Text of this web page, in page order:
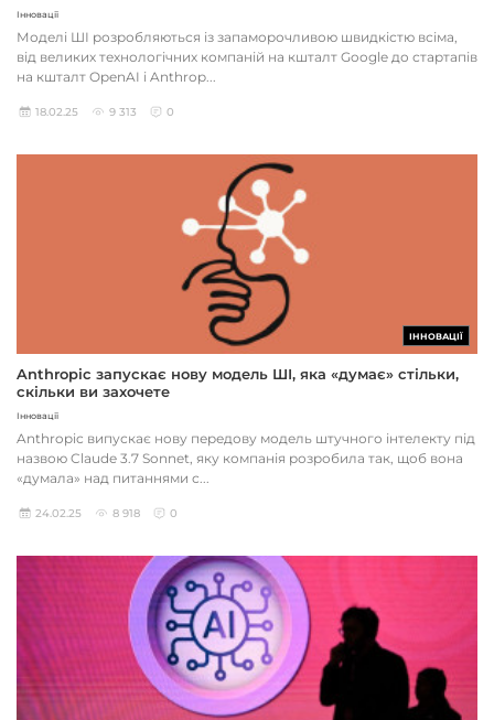
Інновації
Моделі ШІ розробляються із запаморочливою швидкістю всіма,
від великих технологічних компаній на кшталт Google до стартапів
на кшталт OpenAI і Anthrop...
18.02.25 9 313 0
ІННОВАЦІЇ
Anthropic запускає нову модель ШІ, яка «думає» стільки,
скільки ви захочете
Інновації
Anthropic випускає нову передову модель штучного інтелекту під
назвою Claude 3.7 Sonnet, яку компанія розробила так, щоб вона
«думала» над питаннями с...
24.02.25 8 918 0